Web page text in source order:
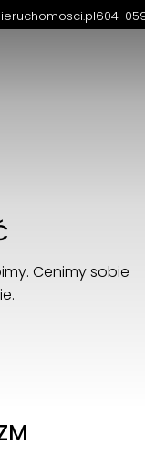
604-
Cenimy sobie